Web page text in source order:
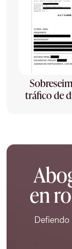
tráfico de
en